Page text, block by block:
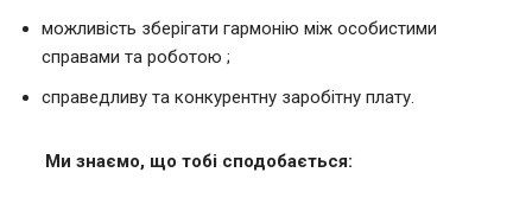
можливість зберігати гармонію між особистими
справами та роботою ;
справедливу та конкурентну заробітну плату.
Ми знаємо, що тобі сподобається: